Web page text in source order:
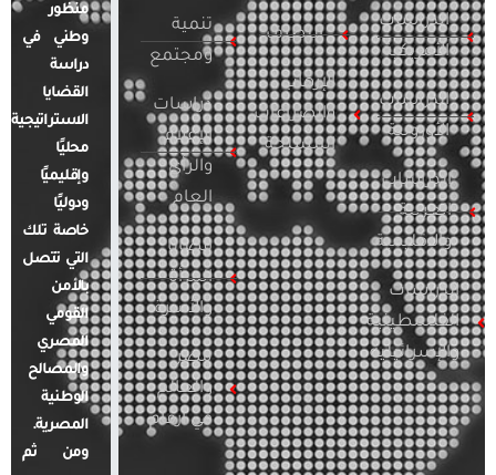
الدراسات
الأمريكية
الدراسات
الأوروبية
الدراسات
العربية
والإقليمية
الدراسات
الفلسطينية
والإسرائيلية
التطرف
الإرهاب
والصراعات
المسلحة
تنمية
ومجتمع
دراسات
الإعلام
والرأي
العام
قضايا
المرأة
والأسرة
مصر
والعالم
في أرقام
منظور
وطني في
دراسة
القضايا
الاستراتيجية
محليًا
وإقليميًا
ودوليًا
خاصة تلك
التي تتصل
بالأمن
القومي
المصري
والمصالح
الوطنية
المصرية.
ومن ثم